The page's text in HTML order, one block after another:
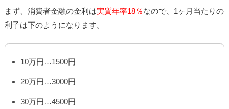
まず、消費者金融の金利は実質年率18％なので、1ヶ月当たりの
利子は下のようになります。
10万円…1500円
20万円…3000円
30万円…4500円